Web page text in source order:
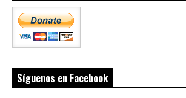
Síguenos en Facebook